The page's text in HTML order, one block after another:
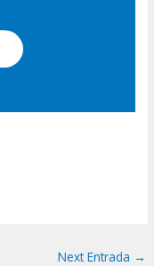
Next Entrada →